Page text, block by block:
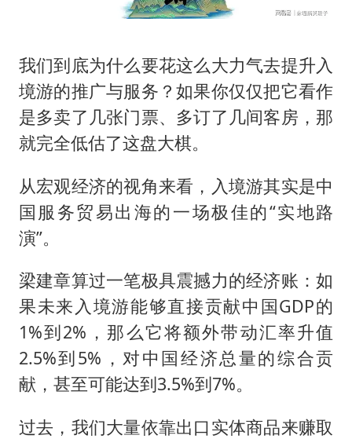
我们到底为什么要花这么大力气去提升入
境游的推广与服务？如果你仅仅把它看作
是多卖了几张门票、多订了几间客房，那
就完全低估了这盘大棋。
从宏观经济的视角来看，入境游其实是中
国服务贸易出海的一场极佳的“实地路
演”。
梁建章算过一笔极具震撼力的经济账：如
果未来入境游能够直接贡献中国GDP的
1%到2%，那么它将额外带动汇率升值
2.5%到5%，对中国经济总量的综合贡
献，甚至可能达到3.5%到7%。
过去，我们大量依靠出口实体商品来赚取